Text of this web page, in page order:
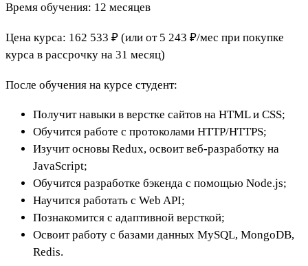
Время обучения: 12 месяцев
Цена курса: 162 533 ₽ (или от 5 243 ₽/мес при покупке
курса в рассрочку на 31 месяц)
После обучения на курсе студент:
Получит навыки в верстке сайтов на HTML и CSS;
Обучится работе с протоколами HTTP/HTTPS;
Изучит основы Redux, освоит веб-разработку на
JavaScript;
Обучится разработке бэкенда с помощью Node.js;
Научится работать с Web API;
Познакомится с адаптивной версткой;
Освоит работу с базами данных MySQL, MongoDB,
Redis.